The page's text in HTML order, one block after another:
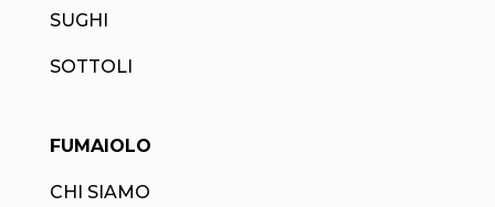
SUGHI
SOTTOLI
FUMAIOLO
CHI SIAMO